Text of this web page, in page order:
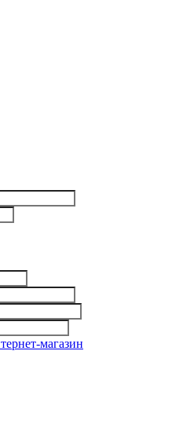
магазин